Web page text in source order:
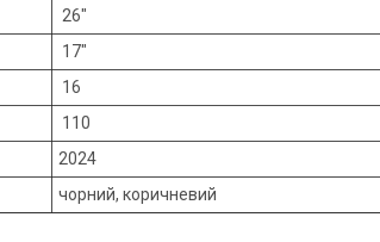
26"
17"
16
110
2024
чорний, коричневий